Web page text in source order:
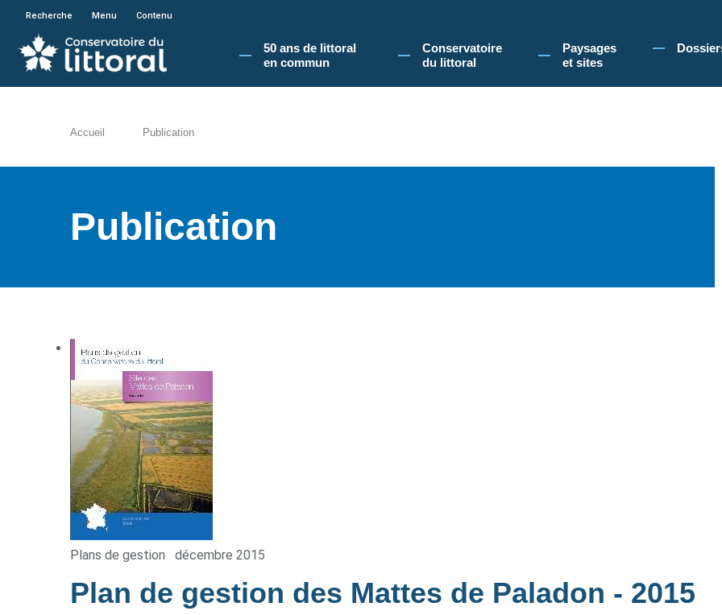
En poursuivant votre navigation sur le site du Conservatoire du littoral, vous acceptez l'utilisation de cookies pour vous
Recherche Menu Contenu
50 ans de littoral
en commun​
Conservatoire
du littoral
Paysages
et sites
Accueil Publication
Publication
Plans de gestion décembre 2015
Plan de gestion des Mattes de Paladon - 2015